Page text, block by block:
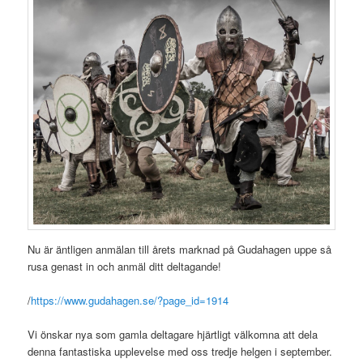
Nu är äntligen anmälan till årets marknad på Gudahagen uppe så
rusa genast in och anmäl ditt deltagande!
/https://www.gudahagen.se/?page_id=1914
Vi önskar nya som gamla deltagare hjärtligt välkomna att dela
denna fantastiska upplevelse med oss tredje helgen i september.